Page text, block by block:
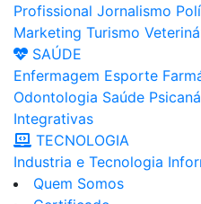
Profissional Jornalismo
Marketing Turismo
SAÚDE
Enfermagem Esporte
Odontologia Saúde
Integrativas
TECNOLOGIA
Industria e Tecnologia
Quem Somos